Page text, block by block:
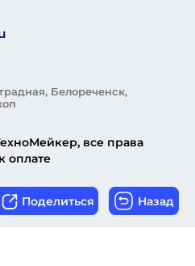
Поделиться
Белореченск,
все права
оплате
Назад